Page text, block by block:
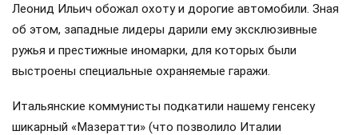
Леонид Ильич обожал охоту и дорогие автомобили. Зная
об этом, западные лидеры дарили ему эксклюзивные
ружья и престижные иномарки, для которых были
выстроены специальные охраняемые гаражи.
Итальянские коммунисты подкатили нашему генсеку
шикарный «Мазератти» (что позволило Италии